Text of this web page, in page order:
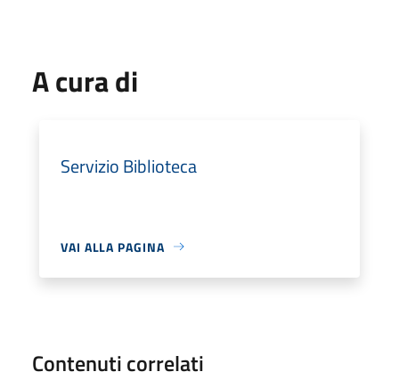
A cura di
Servizio Biblioteca
VAI ALLA PAGINA
Contenuti correlati